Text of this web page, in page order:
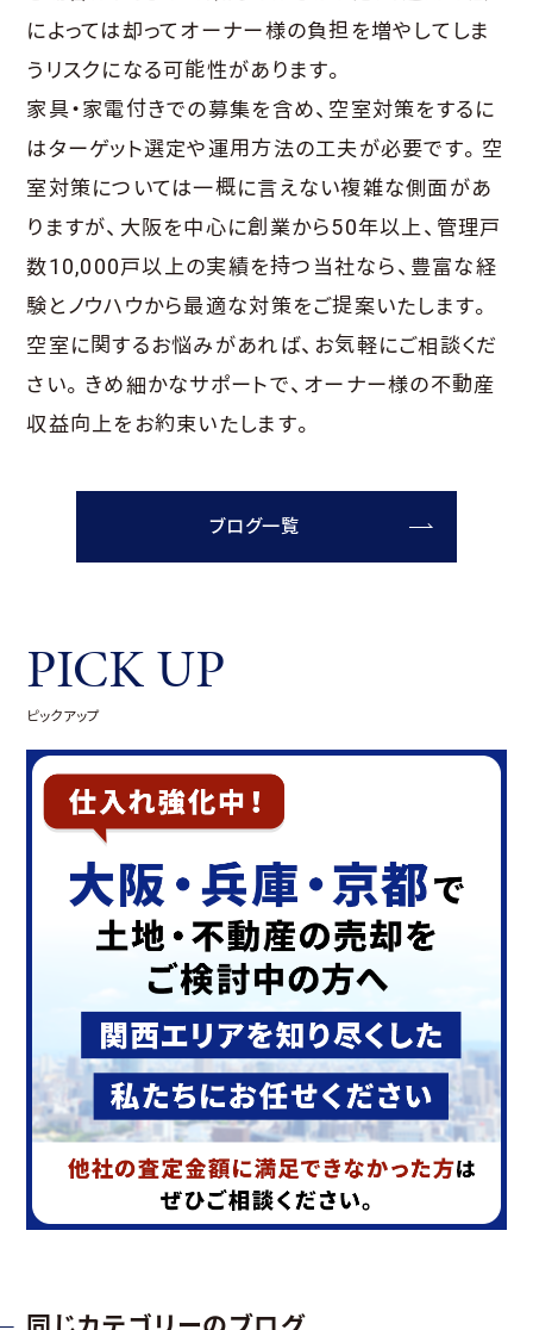
によっては却ってオーナー様の負担を増やしてしま
うリスクになる可能性があります。
家具・家電付きでの募集を含め、空室対策をするに
はターゲット選定や運用方法の工夫が必要です。空
室対策については一概に言えない複雑な側面があ
りますが、大阪を中心に創業から50年以上、管理戸
数10,000戸以上の実績を持つ当社なら、豊富な経
験とノウハウから最適な対策をご提案いたします。
空室に関するお悩みがあれば、お気軽にご相談くだ
さい。きめ細かなサポートで、オーナー様の不動産
収益向上をお約束いたします。
ブログ一覧
PICK UP
ピックアップ